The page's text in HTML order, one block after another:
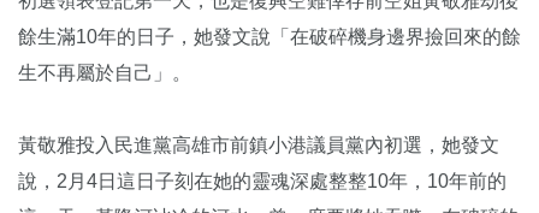
餘生滿10年的日子，她發文說「在破碎機身邊界撿回來的餘
生不再屬於自己」。
黃敬雅投入民進黨高雄市前鎮小港議員黨內初選，她發文
說，2月4日這日子刻在她的靈魂深處整整10年，10年前的